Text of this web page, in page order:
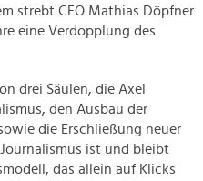
strebt CEO Mathias Döpfner
eine Verdopplung des
drei Säulen, die Axel
den Ausbau der
die Erschließung neuer
ist und bleibt
das allein auf Klicks